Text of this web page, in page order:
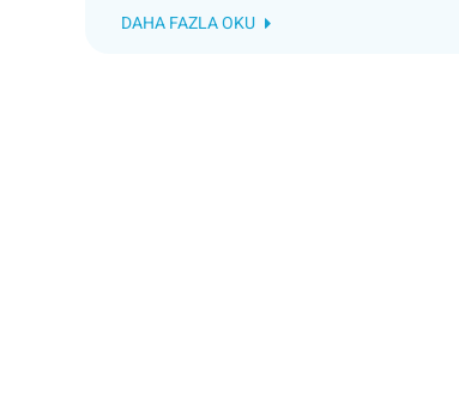
DAHA FAZLA OKU